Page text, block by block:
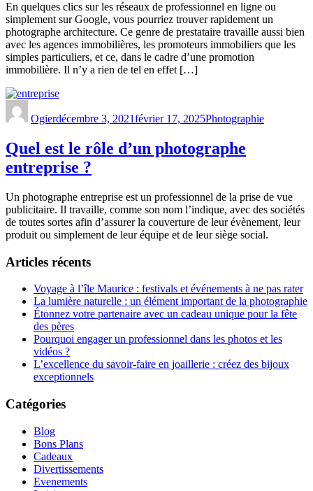
En quelques clics sur les réseaux de professionnel en ligne ou
simplement sur Google, vous pourriez trouver rapidement un
photographe architecture. Ce genre de prestataire travaille aussi bien
avec les agences immobilières, les promoteurs immobiliers que les
simples particuliers, et ce, dans le cadre d’une promotion
immobilière. Il n’y a rien de tel en effet […]
Ogierdécembre 3, 2021février 17, 2025Photographie
Quel est le rôle d’un photographe
entreprise ?
Un photographe entreprise est un professionnel de la prise de vue
publicitaire. Il travaille, comme son nom l’indique, avec des sociétés
de toutes sortes afin d’assurer la couverture de leur évènement, leur
produit ou simplement de leur équipe et de leur siège social.
Articles récents
Voyage à l’île Maurice : festivals et événements à ne pas rater
La lumière naturelle : un élément important de la photographie
Étonnez votre partenaire avec un cadeau unique pour la fête
des pères
Pourquoi engager un professionnel dans les photos et les
vidéos ?
L’excellence du savoir-faire en joaillerie : créez des bijoux
exceptionnels
Catégories
Blog
Bons Plans
Cadeaux
Divertissements
Evenements